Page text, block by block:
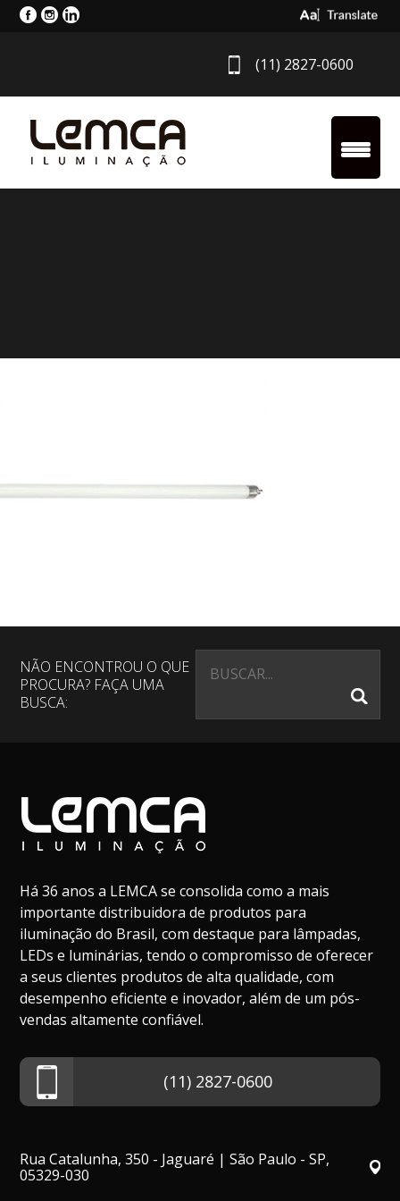
Select
(11) 2827-0600
NÃO ENCONTROU O QUE
PROCURA? FAÇA UMA
BUSCA:
Há 36 anos a LEMCA se consolida como a mais
importante distribuidora de produtos para
iluminação do Brasil, com destaque para lâmpadas,
LEDs e luminárias, tendo o compromisso de oferecer
a seus clientes produtos de alta qualidade, com
desempenho eficiente e inovador, além de um pós-
vendas altamente confiável.
(11) 2827-0600
Rua Catalunha, 350 - Jaguaré | São Paulo - SP,
05329-030